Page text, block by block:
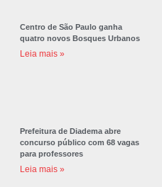
Centro de São Paulo ganha
quatro novos Bosques Urbanos
Leia mais »
Prefeitura de Diadema abre
concurso público com 68 vagas
para professores
Leia mais »